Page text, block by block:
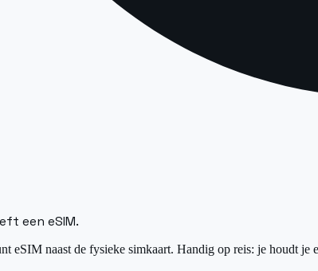
een eSIM.
eSIM naast de fysieke simkaart. Handig op reis: je houdt